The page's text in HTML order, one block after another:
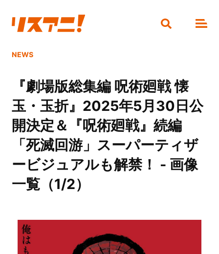
NEWS
『劇場版総集編 呪術廻戦 懐
玉・玉折』2025年5月30日公
開決定＆『呪術廻戦』続編
「死滅回游」スーパーティザ
ービジュアルも解禁！ - 画像
一覧（1/2）